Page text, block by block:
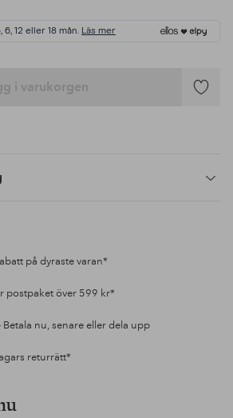
12 eller 18 mån. Läs mer
i varukorgen
Lägg
på dyraste varan*
postpaket över 599 kr*
Betala nu, senare eller dela upp
returrätt*